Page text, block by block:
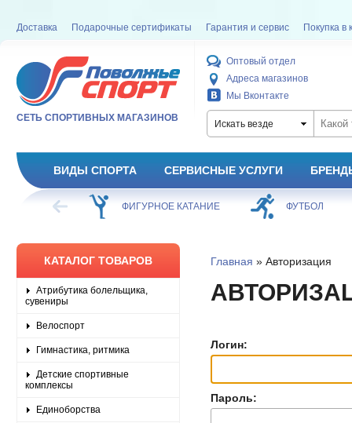
Доставка Подарочные сертификаты Гарантия и сервис Покупка в
СЕТЬ СПОРТИВНЫХ МАГАЗИНОВ
Оптовый отдел
Адреса магазинов
Мы Вконтакте
Искать везде
ВИДЫ СПОРТА СЕРВИСНЫЕ УСЛУГИ
ХОККЕЙ ФИГУРНОЕ КАТАНИЕ ФУТБОЛ
КАТАЛОГ ТОВАРОВ
Атрибутика болельщика,
сувениры
Велоспорт
Гимнастика, ритмика
Детские спортивные
комплексы
Единоборства
Главная » Авторизация
Логин:
Пароль: